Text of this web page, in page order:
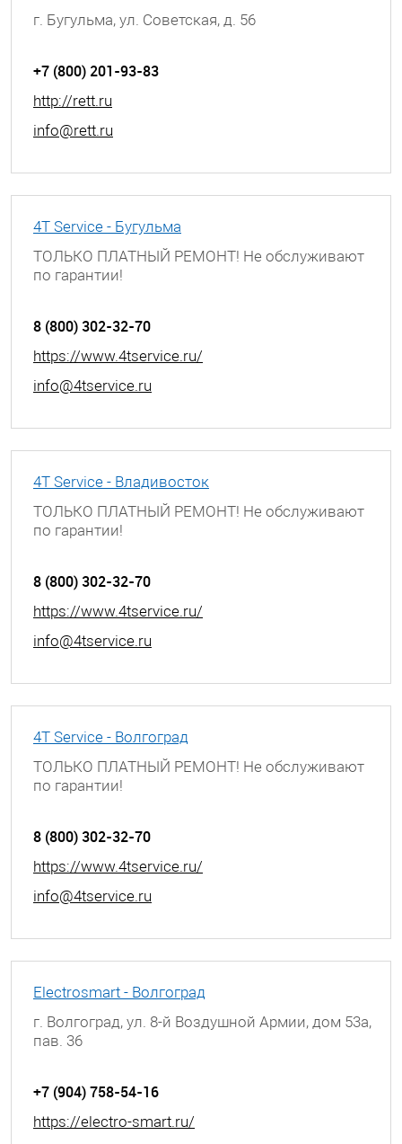
г. Бугульма, ул. Советская, д. 56
+7 (800) 201-93-83
http://rett.ru
info@rett.ru
4T Service - Бугульма
ТОЛЬКО ПЛАТНЫЙ РЕМОНТ! Не обслуживают
по гарантии!
8 (800) 302-32-70
https://www.4tservice.ru/
info@4tservice.ru
4T Service - Владивосток
ТОЛЬКО ПЛАТНЫЙ РЕМОНТ! Не обслуживают
по гарантии!
8 (800) 302-32-70
https://www.4tservice.ru/
info@4tservice.ru
4T Service - Волгоград
ТОЛЬКО ПЛАТНЫЙ РЕМОНТ! Не обслуживают
по гарантии!
8 (800) 302-32-70
https://www.4tservice.ru/
info@4tservice.ru
Electrosmart - Волгоград
г. Волгоград, ул. 8-й Воздушной Армии, дом 53а,
пав. 36
+7 (904) 758-54-16
https://electro-smart.ru/